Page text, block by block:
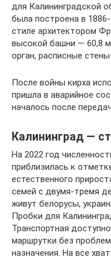
для Калининградской
была построена в
стиле архитектором
высокой башни — 60,8
орган, расписные
После войны кирха
пришла в аварийное
началось после
Калининград —
На 2022 год
приблизилась к
естественного
семей с двумя-тремя
живут белорусы,
Пробки для
Транспортная
маршрутки без
назначения. На все